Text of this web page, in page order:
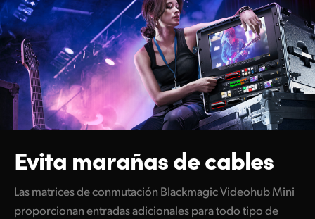
Norway
Poland
Portugal
Singapore
España
Evita marañas de cables
Las matrices de conmutación Blackmagic Videohub Mini
proporcionan entradas adicionales para todo tipo de